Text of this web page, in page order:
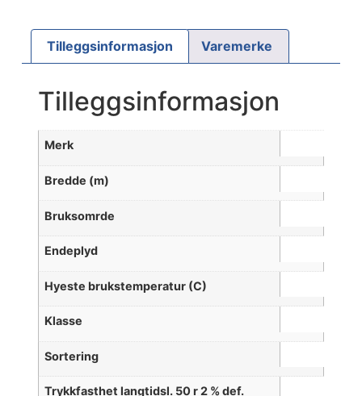
Tilleggsinformasjon Varemerke
Tilleggsinformasjon
Merk
Bredde (m)
Bruksomrde
Endeplyd
Hyeste brukstemperatur (C)
Klasse
Sortering
Trykkfasthet langtidsl. 50 r 2 % def.